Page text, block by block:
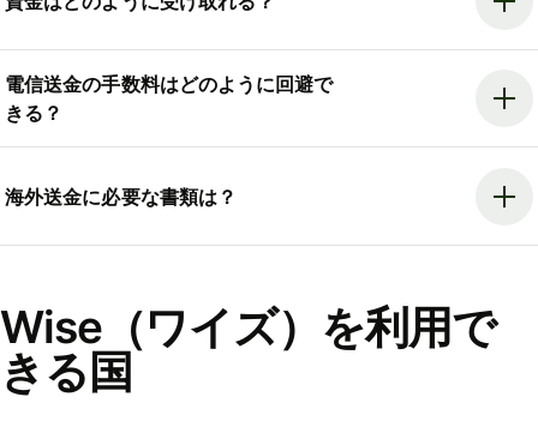
電信送金の手数料はどのように回避で
きる？
海外送金に必要な書類は？
Wise（ワイズ）を利用で
きる国